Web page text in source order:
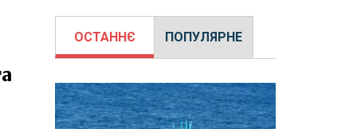
ОСТАННЄ ПОПУЛЯРНЕ